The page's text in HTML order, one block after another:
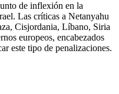
de inflexión en la
Las críticas a Netanyahu
Cisjordania, Líbano, Siria
europeos, encabezados
este tipo de penalizaciones.